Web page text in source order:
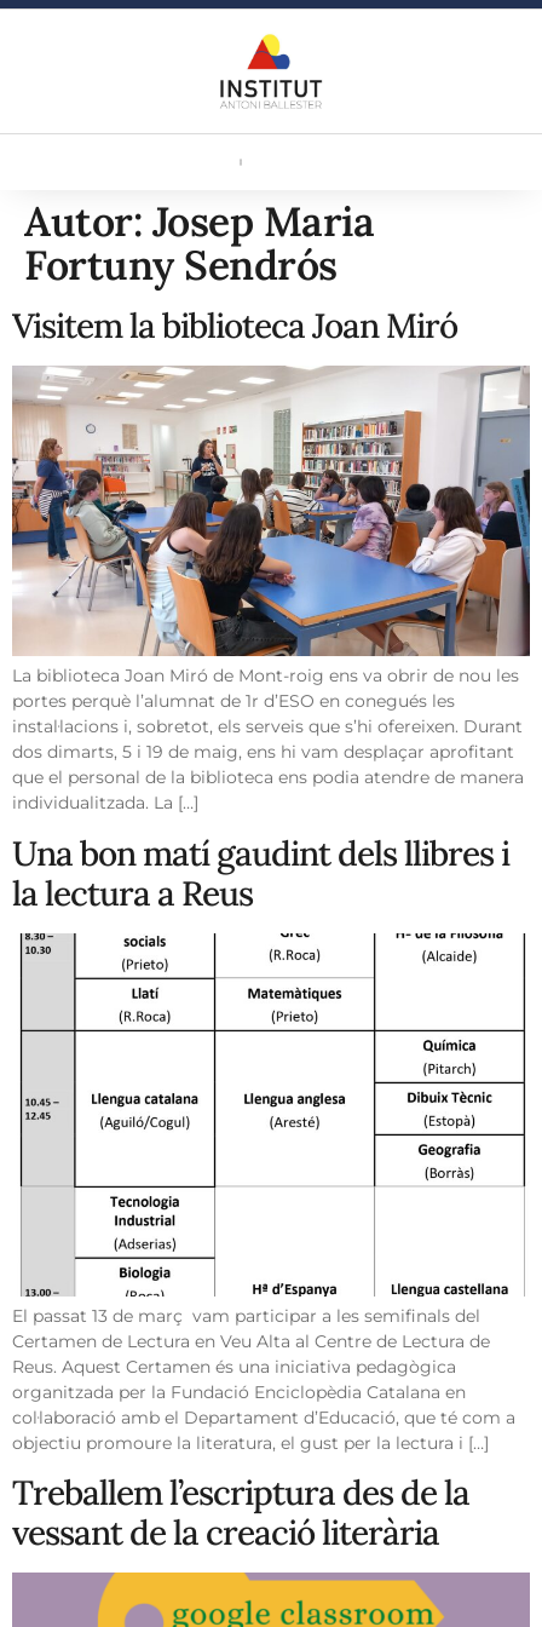
Autor: Josep Maria
Fortuny Sendrós
Visitem la biblioteca Joan Miró
La biblioteca Joan Miró de Mont-roig ens va obrir de nou les
portes perquè l’alumnat de 1r d’ESO en conegués les
instal·lacions i, sobretot, els serveis que s’hi ofereixen. Durant
dos dimarts, 5 i 19 de maig, ens hi vam desplaçar aprofitant
que el personal de la biblioteca ens podia atendre de manera
individualitzada. La […]
Una bon matí gaudint dels llibres i
la lectura a Reus
El passat 13 de març vam participar a les semifinals del
Certamen de Lectura en Veu Alta al Centre de Lectura de
Reus. Aquest Certamen és una iniciativa pedagògica
organitzada per la Fundació Enciclopèdia Catalana en
col·laboració amb el Departament d’Educació, que té com a
objectiu promoure la literatura, el gust per la lectura i […]
Treballem l’escriptura des de la
vessant de la creació literària